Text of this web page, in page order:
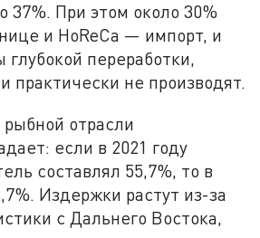
37%. При этом около 30%
и HoReCa — импорт, и
глубокой переработки,
практически не производят.
отрасли
если в 2021 году
составлял 55,7%, то в
Издержки растут из-за
с Дальнего Востока,